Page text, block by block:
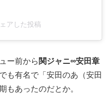
アした投稿
ー前から 関ジャニ∞安田章
も有名で「安田のあ（安田
もあったのだとか。